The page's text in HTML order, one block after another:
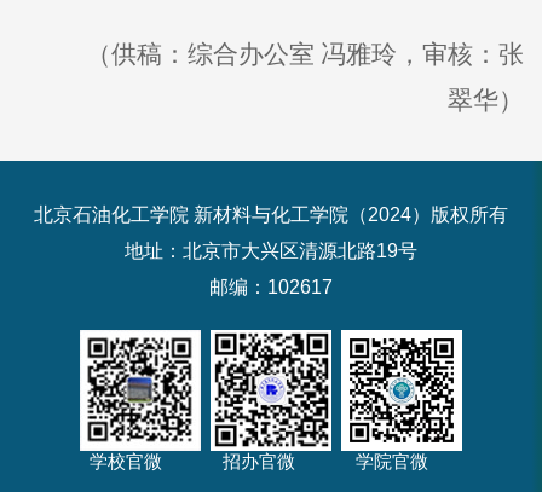
（供稿：综合办公室 冯雅玲，审核：张
翠华）
北京石油化工学院 新材料与化工学院（2024）版权所有
地址：北京市大兴区清源北路19号
邮编：102617
学校官微 招办官微 学院官微